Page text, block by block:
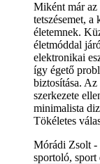
Miként már az
tetszésemet, a
életemnek.
életmóddal
elektronikai
így égető
biztosítása.
szerkezete
minimalista
Tökéletes
Mórádi Zsolt
sportoló, sport